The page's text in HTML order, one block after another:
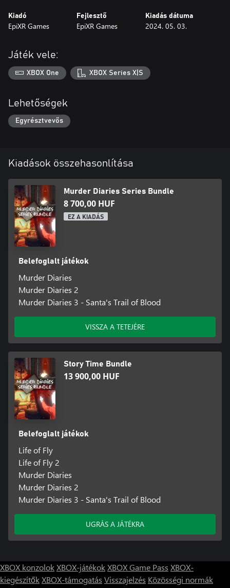
Kiadó
EpiXR Games
Fejlesztő
EpiXR Games
Kiadás dátuma
2024. 05. 03.
Játék vele:
XBOX One XBOX Series X|S
Lehetőségek
Egyrésztvevős
Kiadások összehasonlítása
Murder Diaries Series Bundle
8 700,00 HUF
EZ A KIADÁS
Belefoglalt játékok
Murder Diaries
Murder Diaries 2
Murder Diaries 3 - Santa's Trail of Blood
VISSZA A TETEJÉRE
Story Time Bundle
13 900,00 HUF
Belefoglalt játékok
Life of Fly
Life of Fly 2
Murder Diaries
Murder Diaries 2
Murder Diaries 3 - Santa's Trail of Blood
UGRÁS A JÁTÉKRA
XBOX konzolokXBOX-játékokXBOX Game Pass XBOX-
kiegészítőkXBOX-támogatás Visszajelzés Közösségi normák